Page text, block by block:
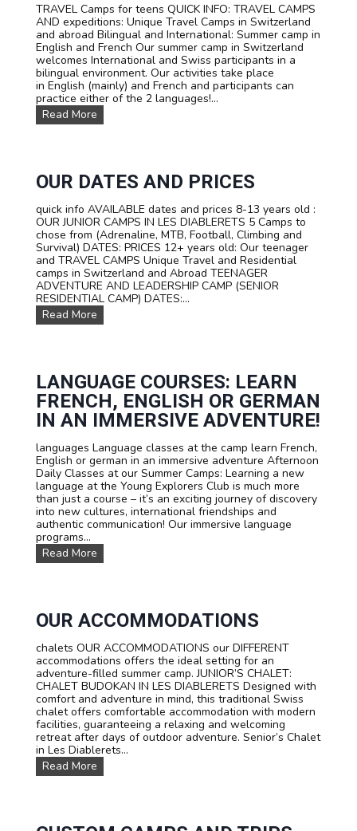
U
M
M
E
R
C
A
M
I
I
T
E
R
L
A
N
D
TRAVEL Camps for teens QUICK INFO: TRAVEL CAMPS
AND expeditions: Unique Travel Camps in Switzerland
and abroad Bilingual and International: Summer camp in
English and French Our summer camp in Switzerland
welcomes International and Swiss participants in a
bilingual environment. Our activities take place
in English (mainly) and French and participants can
practice either of the 2 languages!...
Read More
u
A
V
E
L
C
a
m
p
s
f
o
s
OUR DATES AND PRICES
quick info AVAILABLE dates and prices 8-13 years old :
OUR JUNIOR CAMPS IN LES DIABLERETS 5 Camps to
chose from (Adrenaline, MTB, Football, Climbing and
Survival) DATES: PRICES 12+ years old: Our teenager
and TRAVEL CAMPS Unique Travel and Residential
camps in Switzerland and Abroad TEENAGER
ADVENTURE AND LEADERSHIP CAMP (SENIOR
RESIDENTIAL CAMP) DATES:...
Read More
u
t
e
s
a
n
P
r
i
c
e
s
LANGUAGE COURSES: LEARN
FRENCH, ENGLISH OR GERMAN
IN AN IMMERSIVE ADVENTURE!
languages Language classes at the camp learn French,
English or german in an immersive adventure Afternoon
Daily Classes at our Summer Camps: Learning a new
language at the Young Explorers Club is much more
than just a course – it’s an exciting journey of discovery
into new cultures, international friendships and
authentic communication! Our immersive language
programs...
Read More
a
a
g
e
c
o
u
r
s
e
s
L
OUR ACCOMMODATIONS
chalets OUR ACCOMMODATIONS our DIFFERENT
accommodations offers the ideal setting for an
adventure-filled summer camp. JUNIOR’S CHALET:
CHALET BUDOKAN IN LES DIABLERETS Designed with
comfort and adventure in mind, this traditional Swiss
chalet offers comfortable accommodation with modern
facilities, guaranteeing a relaxing and welcoming
retreat after days of outdoor adventure. Senior’s Chalet
in Les Diablerets...
Read More
u